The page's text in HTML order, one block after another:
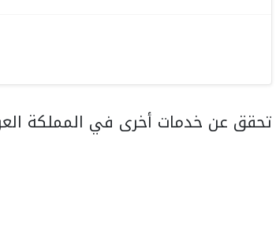
تحقق عن خدمات أخرى في المملكة